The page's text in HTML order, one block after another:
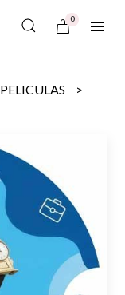
0
PELICULAS